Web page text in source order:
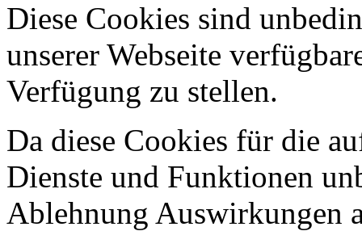
Diese Cookies sind
unserer Webseite
Verfügung zu stellen.
Da diese Cookies für die
Dienste und Funktionen
Ablehnung Auswirkungen